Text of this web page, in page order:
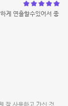
게 연출할수있어서 좋